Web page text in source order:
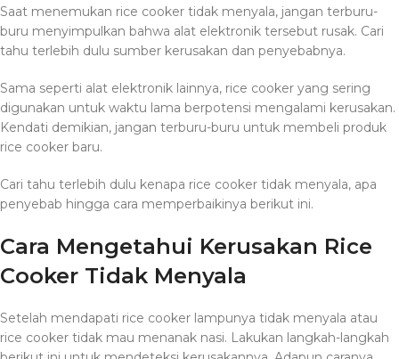
Saat menemukan rice cooker tidak menyala, jangan terburu-
buru menyimpulkan bahwa alat elektronik tersebut rusak. Cari
tahu terlebih dulu sumber kerusakan dan penyebabnya.
Sama seperti alat elektronik lainnya, rice cooker yang sering
digunakan untuk waktu lama berpotensi mengalami kerusakan.
Kendati demikian, jangan terburu-buru untuk membeli produk
rice cooker baru.
Cari tahu terlebih dulu kenapa rice cooker tidak menyala, apa
penyebab hingga cara memperbaikinya berikut ini.
Cara Mengetahui Kerusakan Rice
Cooker Tidak Menyala
Setelah mendapati rice cooker lampunya tidak menyala atau
rice cooker tidak mau menanak nasi. Lakukan langkah-langkah